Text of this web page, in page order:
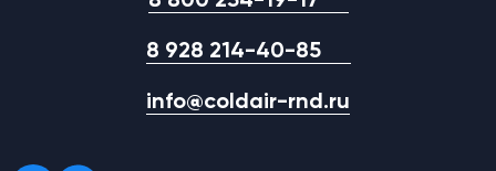
8 928 214-40-85
info@coldair-rnd.ru